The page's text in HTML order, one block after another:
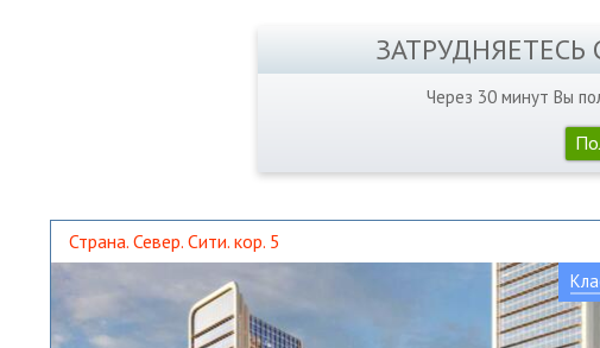
Через 30 минут Вы
Страна. Север. Сити. кор. 5